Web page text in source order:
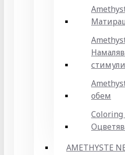
обем
Coloring
AMETHYSTE